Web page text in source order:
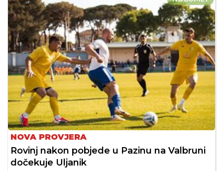
NOVA PROVJERA
Rovinj nakon pobjede u Pazinu na Valbruni
dočekuje Uljanik